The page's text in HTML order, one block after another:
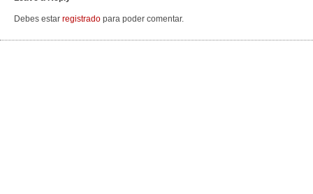
Debes estar registrado para poder comentar.